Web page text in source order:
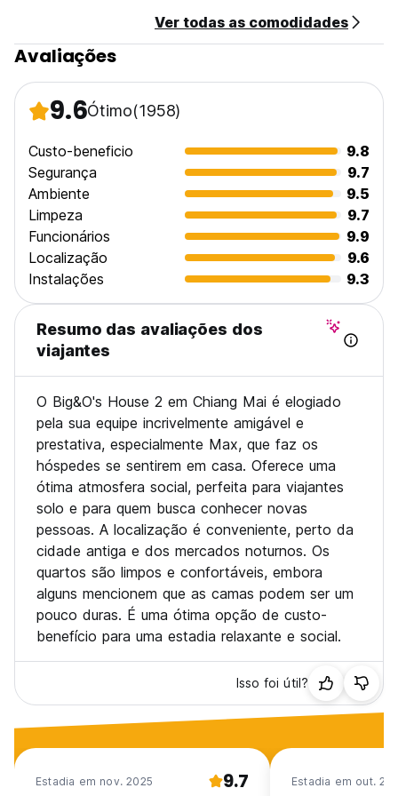
Ver todas as comodidades
Avaliações
9.6Ótimo(1958)
Custo-beneficio
9.8
Segurança
9.7
Ambiente
9.5
Limpeza
9.7
Funcionários
9.9
Localização
9.6
Instalações
9.3
Resumo das avaliações dos
viajantes
O Big&O's House 2 em Chiang Mai é elogiado
pela sua equipe incrivelmente amigável e
prestativa, especialmente Max, que faz os
hóspedes se sentirem em casa. Oferece uma
ótima atmosfera social, perfeita para viajantes
solo e para quem busca conhecer novas
pessoas. A localização é conveniente, perto da
cidade antiga e dos mercados noturnos. Os
quartos são limpos e confortáveis, embora
alguns mencionem que as camas podem ser um
pouco duras. É uma ótima opção de custo-
benefício para uma estadia relaxante e social.
Isso foi útil?
Estadia em nov. 2025 9.7 Estadia em out.